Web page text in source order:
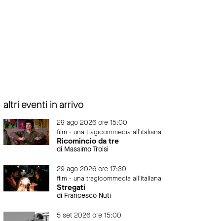
altri eventi in arrivo
29 ago 2026 ore 15:00
film - una tragicommedia all'italiana
Ricomincio da tre
di Massimo Troisi
29 ago 2026 ore 17:30
film - una tragicommedia all'italiana
Stregati
di Francesco Nuti
5 set 2026 ore 15:00